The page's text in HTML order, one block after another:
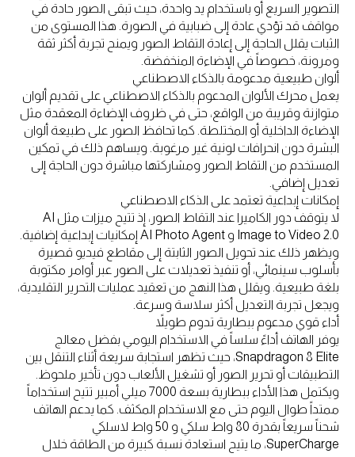
التصوير السريع أو باستخدام يد واحدة، حيث تبقى الصور حادة في
مواقف قد تؤدي عادة إلى ضبابية في الصورة. هذا المستوى من
الثبات يقلل الحاجة إلى إعادة التقاط الصور ويمنح تجربة أكثر ثقة
ومرونة، خصوصاً في الإضاءة المنخفضة.
ألوان طبيعية مدعومة بالذكاء الاصطناعي
يعمل محرك الألوان المدعوم بالذكاء الاصطناعي على تقديم ألوان
متوازنة وقريبة من الواقع، حتى في ظروف الإضاءة المعقدة مثل
الإضاءة الداخلية أو المختلطة. كما تحافظ الصور على طبيعة ألوان
البشرة دون انحرافات لونية غير مرغوبة. ويساهم ذلك في تمكين
المستخدم من التقاط الصور ومشاركتها مباشرة دون الحاجة إلى
تعديل إضافي.
إمكانات إبداعية تعتمد على الذكاء الاصطناعي
لا يتوقف دور الكاميرا عند التقاط الصور، إذ تتيح ميزات مثل AI
Image to Video 2.0 و AI Photo Agent إمكانيات إبداعية إضافية.
ويظهر ذلك عند تحويل الصور الثابتة إلى مقاطع فيديو قصيرة
بأسلوب سينمائي، أو تنفيذ تعديلات على الصور عبر أوامر مكتوبة
بلغة طبيعية. ويقلل هذا النهج من تعقيد عمليات التحرير التقليدية،
ويجعل تجربة التعديل أكثر سلاسة وسرعة.
أداء قوي مدعوم ببطارية تدوم طويلاً
يوفر الهاتف أداءً سلساً في الاستخدام اليومي بفضل معالج
Snapdragon 8 Elite، حيث تظهر استجابة سريعة أثناء التنقل بين
التطبيقات أو تحرير الصور أو تشغيل الألعاب دون تأخير ملحوظ.
ويكتمل هذا الأداء ببطارية بسعة 7000 ميلي أمبير تتيح استخداماً
ممتداً طوال اليوم حتى مع الاستخدام المكثف. كما يدعم الهاتف
شحناً سريعاً بقدرة 80 واط سلكي و 50 واط لاسلكي
SuperCharge، ما يتيح استعادة نسبة كبيرة من الطاقة خلال